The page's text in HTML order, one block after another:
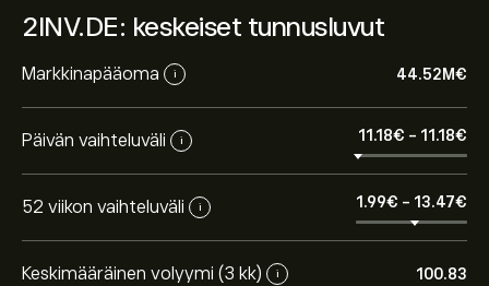
2INV.DE: keskeiset tunnusluvut
Markkinapääoma i 44.52M‎€‎
Päivän vaihteluväli i 11.18‎€‎ - 11.18‎€‎
52 viikon vaihteluväli i 1.99‎€‎ - 13.47‎€‎
Keskimääräinen volyymi (3 kk) i 100.83